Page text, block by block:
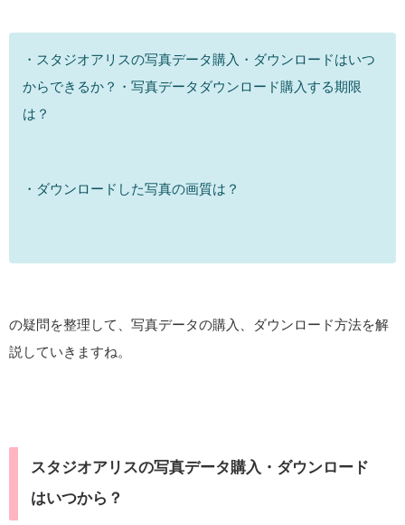
・スタジオアリスの写真データ購入・ダウンロードはいつ
からできるか？・写真データダウンロード購入する期限
は？
・ダウンロードした写真の画質は？
の疑問を整理して、写真データの購入、ダウンロード方法を解
説していきますね。
スタジオアリスの写真データ購入・ダウンロード
はいつから？